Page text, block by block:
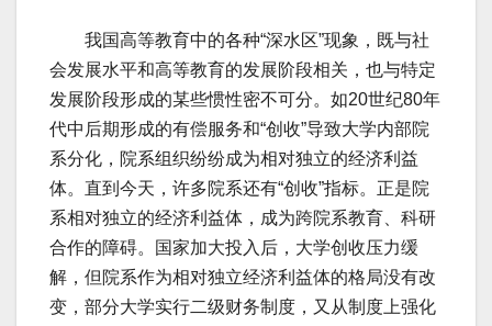
我国高等教育中的各种“深水区”现象，既与社
会发展水平和高等教育的发展阶段相关，也与特定
发展阶段形成的某些惯性密不可分。如20世纪80年
代中后期形成的有偿服务和“创收”导致大学内部院
系分化，院系组织纷纷成为相对独立的经济利益
体。直到今天，许多院系还有“创收”指标。正是院
系相对独立的经济利益体，成为跨院系教育、科研
合作的障碍。国家加大投入后，大学创收压力缓
解，但院系作为相对独立经济利益体的格局没有改
变，部分大学实行二级财务制度，又从制度上强化